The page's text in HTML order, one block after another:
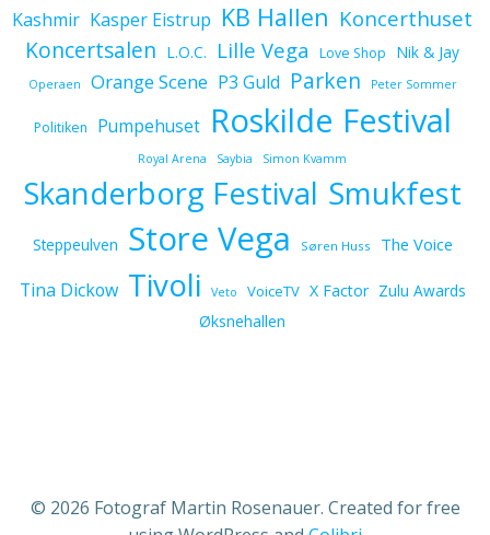
Kashmir Kasper Eistrup KB Hallen Koncerthuset
Koncertsalen L.O.C. Lille Vega Love Shop Nik & Jay
Operaen Orange Scene P3 Guld Parken Peter Sommer
Politiken Pumpehuset Roskilde Festival
Royal Arena Saybia Simon Kvamm
Skanderborg Festival Smukfest
Steppeulven Store Vega Søren Huss The Voice
Tina Dickow Tivoli Veto VoiceTV X Factor Zulu Awards
Øksnehallen
© 2026 Fotograf Martin Rosenauer. Created for free